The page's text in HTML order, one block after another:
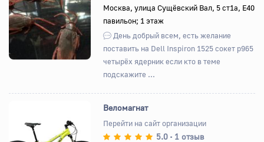
Назад ВпередМосква, улица Сущёвский Вал, 5 ст1а, E40
павильон; 1 этаж
День добрый всем, есть желание
поставить на Dell Inspiron 1525 сокет p965
четырёх ядерник если кто в теме
подскажите ...
Веломагнат
Перейти на сайт организации
5.0 • 1 отзыв